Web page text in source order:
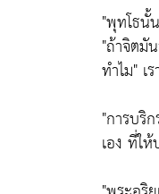
"พุทโธนั้
"ถ้าจิตมั
ทำไม" เ
"การบริ
เอง ที่ใ